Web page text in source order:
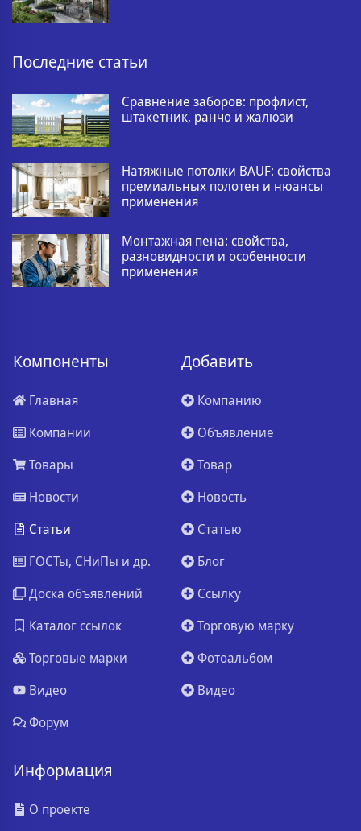
Последние статьи
Сравнение заборов: профлист,
штакетник, ранчо и жалюзи
Натяжные потолки BAUF: свойства
премиальных полотен и нюансы
применения
Монтажная пена: свойства,
разновидности и особенности
применения
Компоненты
Главная
Компании
Товары
Новости
Статьи
ГОСТы, СНиПы и др.
Доска объявлений
Каталог ссылок
Торговые марки
Видео
Форум
Добавить
Компанию
Объявление
Товар
Новость
Статью
Блог
Ссылку
Торговую марку
Фотоальбом
Видео
Информация
О проекте